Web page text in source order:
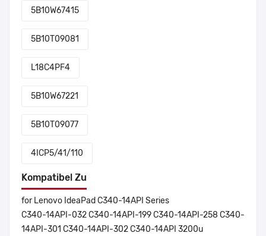
5B10W67415
5B10T09081
L18C4PF4
5B10W67221
5B10T09077
4ICP5/41/110
Kompatibel Zu
for Lenovo IdeaPad C340-14API Series
C340-14API-032 C340-14API-199 C340-14API-258 C340-
14API-301 C340-14API-302 C340-14API 3200u